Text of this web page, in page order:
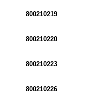
800210219
800210220
800210223
800210226